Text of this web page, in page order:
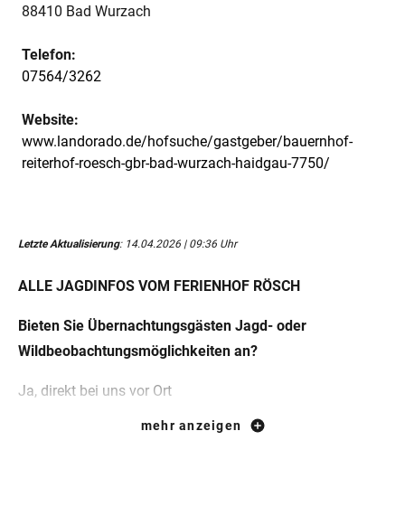
88410 Bad Wurzach
Telefon:
07564/3262
Website:
www.landorado.de/hofsuche/gastgeber/bauernhof-
reiterhof-roesch-gbr-bad-wurzach-haidgau-7750/
Letzte Aktualisierung: 14.04.2026 | 09:36 Uhr
ALLE JAGDINFOS VOM FERIENHOF RÖSCH
Bieten Sie Übernachtungsgästen Jagd- oder
Wildbeobachtungsmöglichkeiten an?
Ja, direkt bei uns vor Ort
Wie können Gäste bei Ihnen an der Jagd teilnehmen?
mehr anzeigen